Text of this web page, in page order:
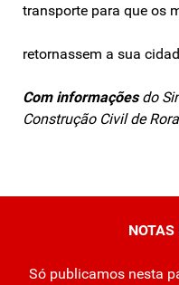
transporte para que os
retornassem a sua
Com informaçõesdo
Construção Civil de
NOTAS
Só publicamos nesta